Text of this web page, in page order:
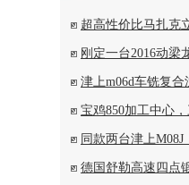
超高性价比马扎克
刚定一台2016动梁
津上m06d车铣复合
宝鸡850加工中心，
同款两台津上M08J
德国舒勒高速四点